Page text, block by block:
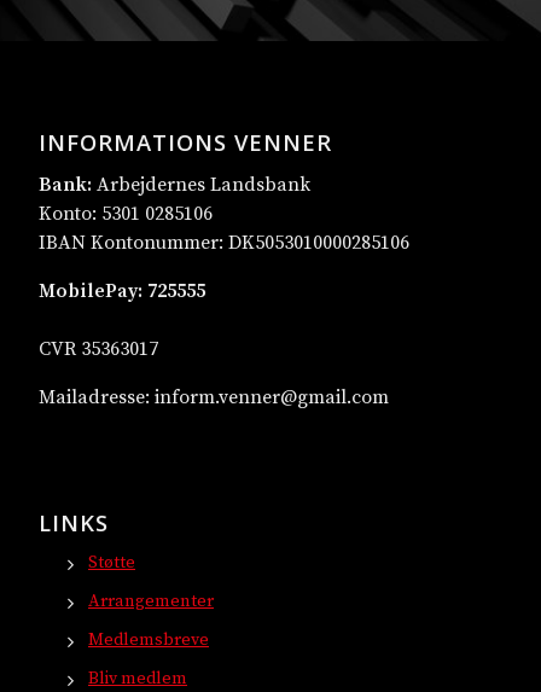
INFORMATIONS VENNER
Bank: Arbejdernes Landsbank
Konto: 5301 0285106
IBAN Kontonummer: DK5053010000285106
MobilePay: 725555
CVR 35363017
Mailadresse: inform.venner@gmail.com
LINKS
Støtte
Arrangementer
Medlemsbreve
Bliv medlem